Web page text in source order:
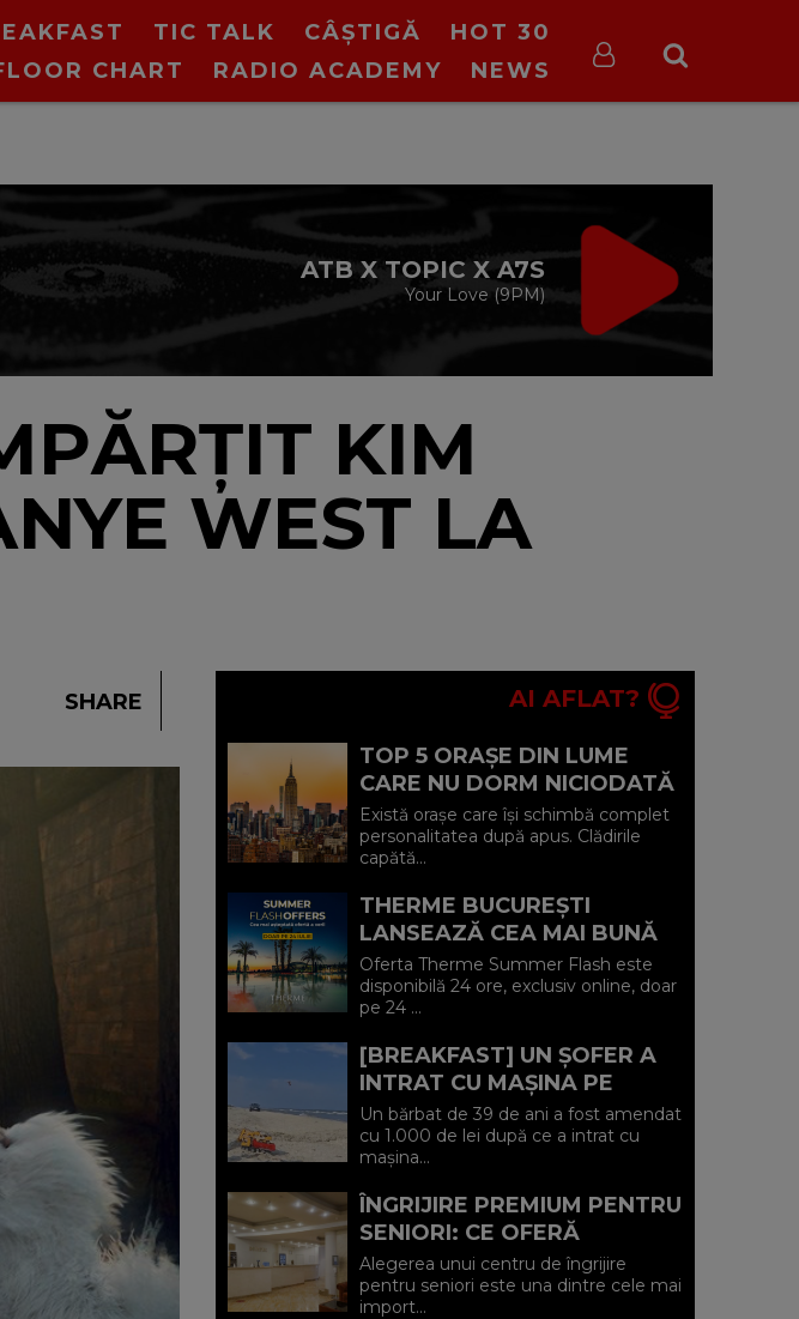
TIC TALK CÂȘTIGĂ
HOT 30
CHART
RADIO ACADEMY NEWS
MUSIC
cu Alina Chinie
KIM
WEST LA
SHARE AI AFLAT?
TOP 5 ORAȘE DIN LUME
CARE NU DORM NICIODATĂ
ȘI POVEȘTILE DIN SPATELE
CELOR MAI CELEBRE
BULEVARDE DE ...
Există orașe care își schimbă complet
personalitatea după apus. Clădirile
capătă...
THERME BUCUREȘTI
LANSEAZĂ CEA MAI BUNĂ
OFERTĂ A VERII: MINUS 20%
LA VOUCHERE, DOAR PE 24
IULIE (P)...
Oferta Therme Summer Flash este
disponibilă 24 ore, exclusiv online, doar
pe 24 ...
[BREAKFAST] UN ȘOFER A
INTRAT CU MAȘINA PE
PLAJA DIN VADU ȘI A FOST
AMENDAT.
Un bărbat de 39 de ani a fost amendat
cu 1.000 de lei după ce a intrat cu
mașina...
ÎNGRIJIRE PREMIUM PENTRU
SENIORI: CE OFERĂ
CENTRUL AFFINITY LIFE
CARE (P)
Alegerea unui centru de îngrijire
pentru seniori este una dintre cele mai
import...